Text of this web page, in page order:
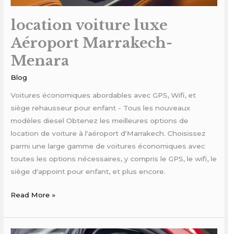
location voiture luxe
Aéroport Marrakech-
Menara
Blog
Voitures économiques abordables avec GPS, Wifi, et
siège rehausseur pour enfant - Tous les nouveaux
modèles diesel Obtenez les meilleures options de
location de voiture à l'aéroport d'Marrakech. Choisissez
parmi une large gamme de voitures économiques avec
toutes les options nécessaires, y compris le GPS, le wifi, le
siège d'appoint pour enfant, et plus encore.
Read More »